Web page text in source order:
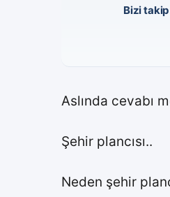
Bizi
Aslında cevabı
Şehir plancısı..
Neden şehir